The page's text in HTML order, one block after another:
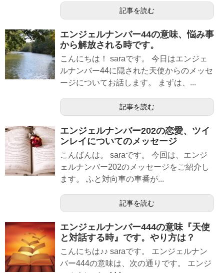
記事を読む
エンジェルナンバー44の意味、悩み事
から解放される時です。
こんにちは！ saraです。 今日はエンジェ
ルナンバー44に隠された天使からのメッセ
ージについてお話します。 まずは、...
記事を読む
エンジェルナンバー202の恋愛、ツイ
ンレイについてのメッセージ
こんばんは。 saraです。 今回は、エンジ
ェルナンバー202のメッセージをご紹介し
ます。 ふと対向車の車番が...
記事を読む
エンジェルナンバー444の意味『天使
と対話する時』です。やり方は？
こんにちは♪♪ saraです。 エンジェルナン
バー444の意味は、次の通りです。 エンジ